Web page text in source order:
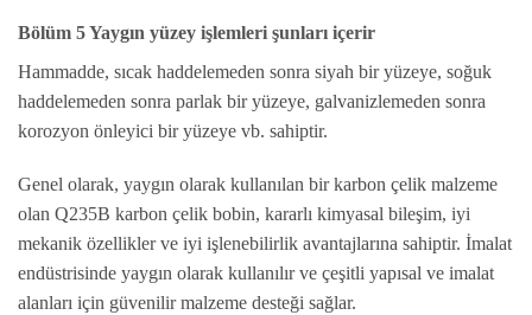
Bölüm 5 Yaygın yüzey işlemleri şunları içerir
Hammadde, sıcak haddelemeden sonra siyah bir yüzeye, soğuk
haddelemeden sonra parlak bir yüzeye, galvanizlemeden sonra
korozyon önleyici bir yüzeye vb. sahiptir.
Genel olarak, yaygın olarak kullanılan bir karbon çelik malzeme
olan Q235B karbon çelik bobin, kararlı kimyasal bileşim, iyi
mekanik özellikler ve iyi işlenebilirlik avantajlarına sahiptir. İmalat
endüstrisinde yaygın olarak kullanılır ve çeşitli yapısal ve imalat
alanları için güvenilir malzeme desteği sağlar.